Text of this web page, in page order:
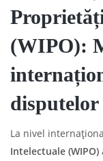
(WIPO):
disputelor
La nivel
Intelectuale (WIPO)